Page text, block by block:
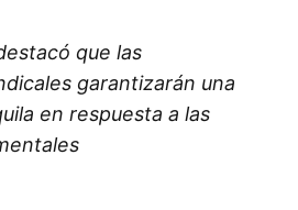
que las
garantizarán una
en respuesta a las